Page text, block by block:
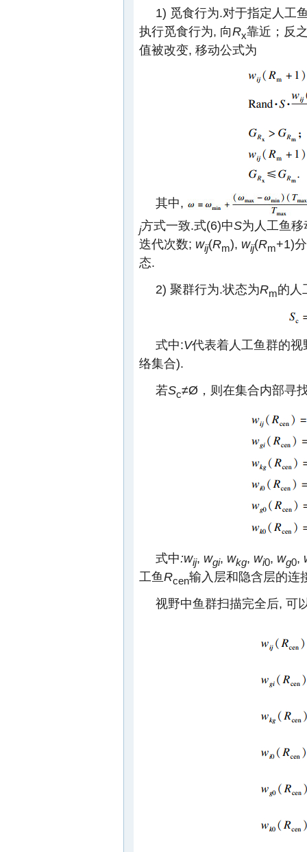
1) 觅食行为.对于指定人工
执行觅食行为, 向Rx靠近；反
值被改变, 移动公式为
其中,
j方式一致.式(6)中S为人工鱼
迭代次数; wij(Rm), wij(Rm+1)
态.
2) 聚群行为.状态为Rm的人
式中:V代表着人工鱼群的
络集合).
若Sc≠Ø，则在集合内部寻
式中:wij, wgi, wkg, wi0, wg0,
工鱼Rcen输入层和隐含层的连
视野中鱼群扫描完全后, 可